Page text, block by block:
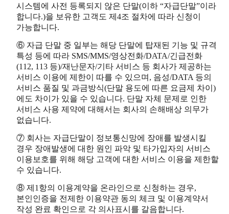
시스템에 사전 등록되지 않은 단말(이하 “자급단말”이라
합니다.)을 보유한 고객도 제4조 절차에 따라 신청이
가능합니다.
⑥ 자급 단말 중 일부는 해당 단말에 탑재된 기능 및 규격
특성 등에 따라 SMS/MMS/영상전화/DATA/긴급전화
(112, 113 등)/재난문자/기타 서비스 등 회사가 제공하는
서비스 이용에 제한이 따를 수 있으며, 음성/DATA 등의
서비스 품질 및 과금방식(단말 용도에 따른 요금제 차이)
에도 차이가 있을 수 있습니다. 단말 자체 문제로 인한
서비스 사용 제약에 대해서는 회사의 손해배상 의무가
없습니다.
⑦ 회사는 자급단말이 정보통신망에 장애를 발생시킬
경우 장애발생에 대한 원인 파악 및 타가입자의 서비스
이용보호를 위해 해당 고객에 대한 서비스 이용을 제한할
수 있습니다.
⑧ 제1항의 이용계약을 온라인으로 신청하는 경우,
본인인증을 전제한 이용약관 동의 체크 및 이용계약서
작성 완료 확인으로 각 의사표시를 갈음합니다.